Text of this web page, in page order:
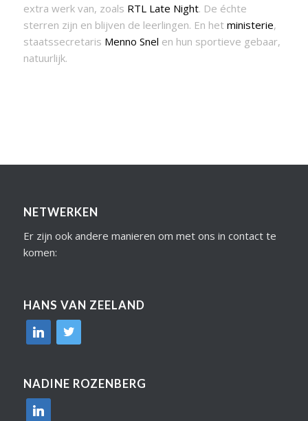
extra werk van, zoals RTL Late Night. De échte
sterren zijn en blijven de leerlingen. En het ministerie,
staatssecretaris Menno Snel en hun sportieve gebaar,
natuurlijk.
NETWERKEN
Er zijn ook andere manieren om met ons in contact te
komen:
HANS VAN ZEELAND
linkedin
twitter
NADINE ROZENBERG
linkedin